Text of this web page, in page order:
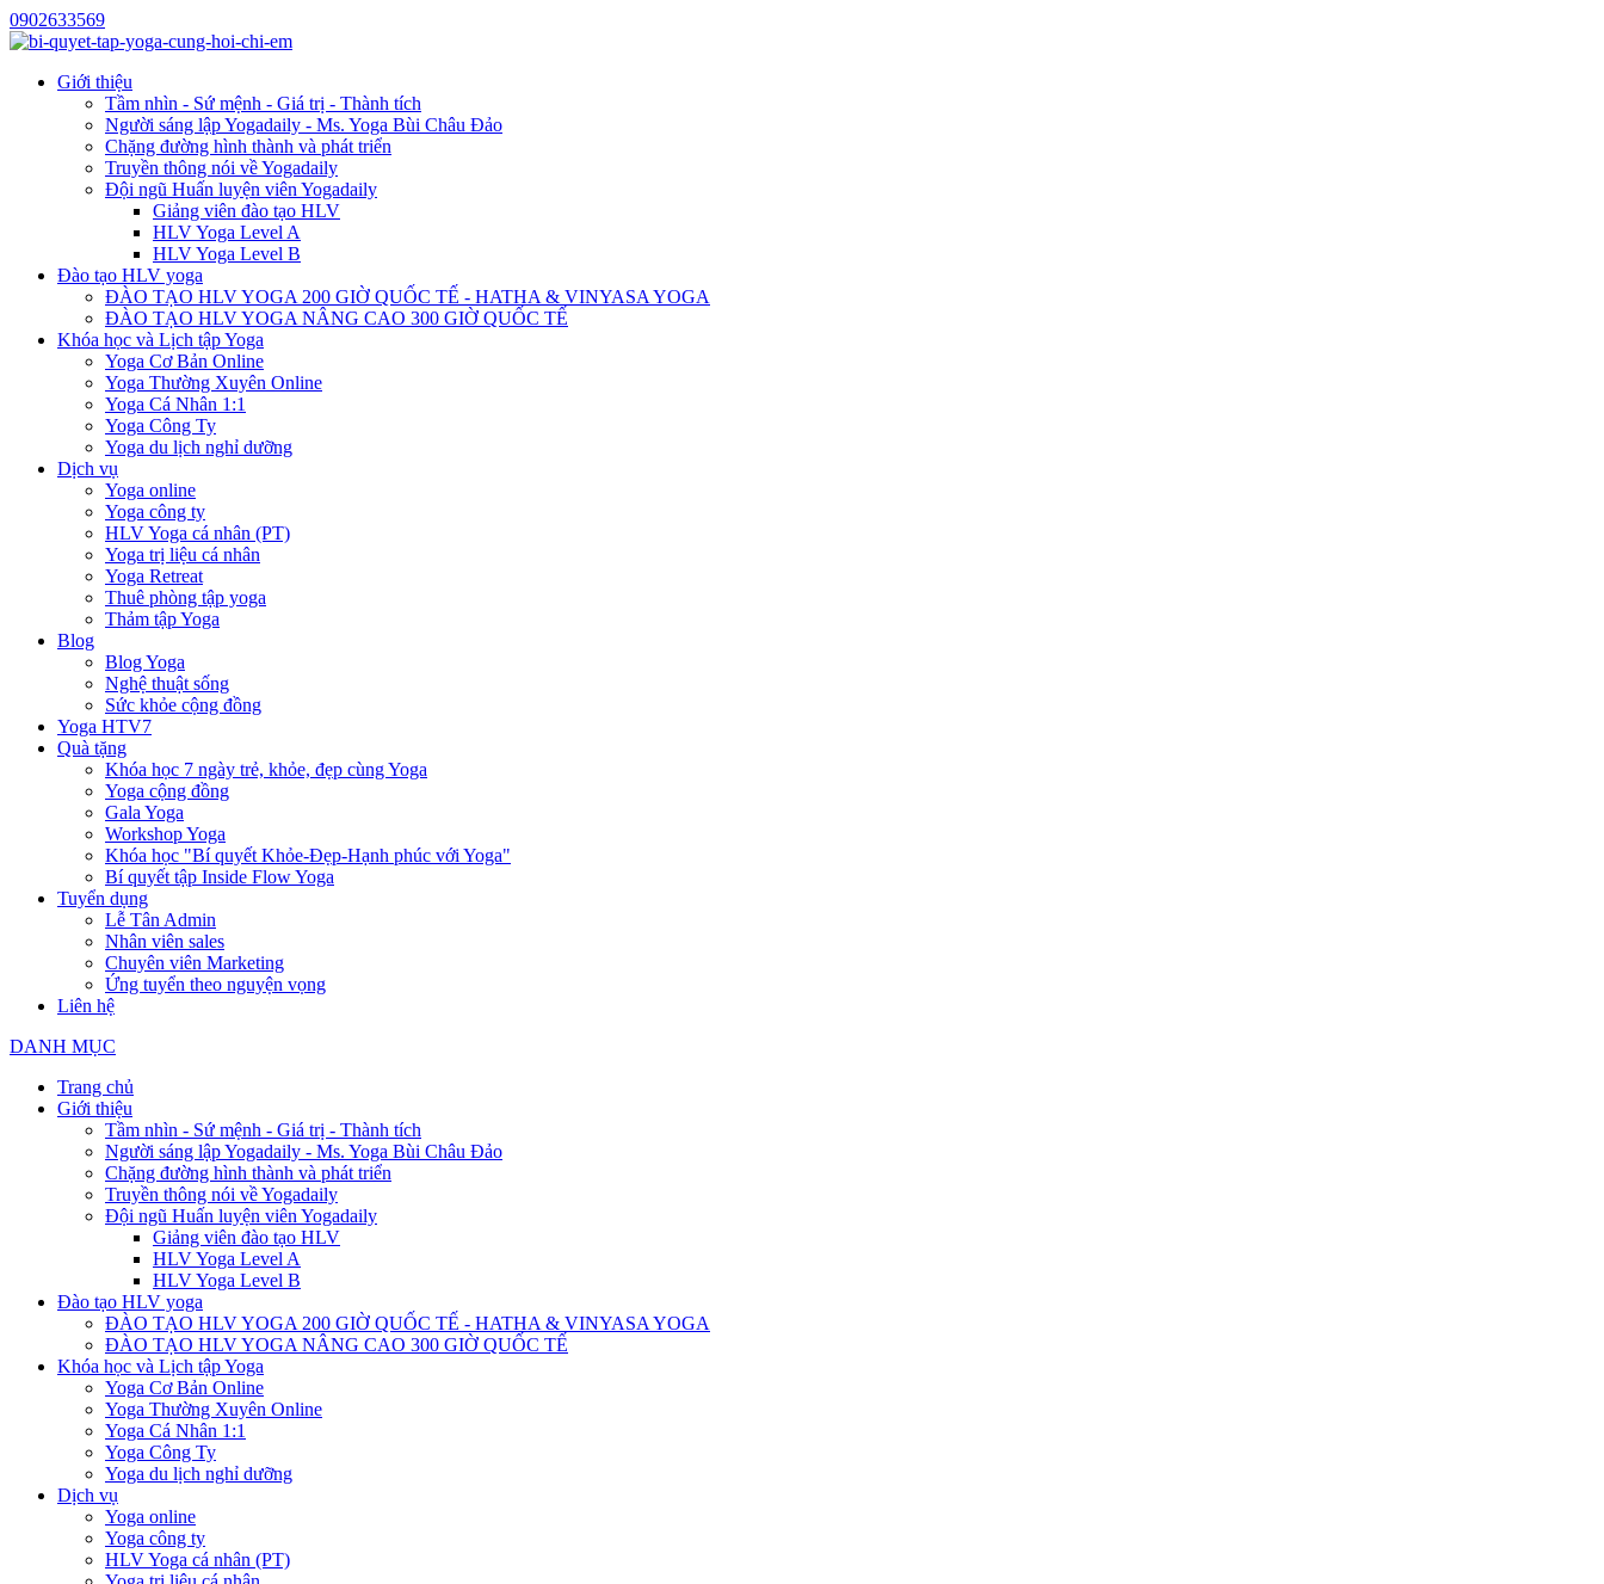
0902633569
Giới thiệu
Tầm nhìn - Sứ mệnh - Giá trị - Thành tích
Người sáng lập Yogadaily - Ms. Yoga Bùi Châu Đảo
Chặng đường hình thành và phát triển
Truyền thông nói về Yogadaily
Đội ngũ Huấn luyện viên Yogadaily
Giảng viên đào tạo HLV
HLV Yoga Level A
HLV Yoga Level B
Đào tạo HLV yoga
ĐÀO TẠO HLV YOGA 200 GIỜ QUỐC TẾ - HATHA & VINYASA YOGA
ĐÀO TẠO HLV YOGA NÂNG CAO 300 GIỜ QUỐC TẾ
Khóa học và Lịch tập Yoga
Yoga Cơ Bản Online
Yoga Thường Xuyên Online
Yoga Cá Nhân 1:1
Yoga Công Ty
Yoga du lịch nghỉ dưỡng
Dịch vụ
Yoga online
Yoga công ty
HLV Yoga cá nhân (PT)
Yoga trị liệu cá nhân
Yoga Retreat
Thuê phòng tập yoga
Thảm tập Yoga
Blog
Blog Yoga
Nghệ thuật sống
Sức khỏe cộng đồng
Yoga HTV7
Quà tặng
Khóa học 7 ngày trẻ, khỏe, đẹp cùng Yoga
Yoga cộng đồng
Gala Yoga
Workshop Yoga
Khóa học "Bí quyết Khỏe-Đẹp-Hạnh phúc với Yoga"
Bí quyết tập Inside Flow Yoga
Tuyển dụng
Lễ Tân Admin
Nhân viên sales
Chuyên viên Marketing
Ứng tuyển theo nguyện vọng
Liên hệ
DANH MỤC
Trang chủ
Giới thiệu
Tầm nhìn - Sứ mệnh - Giá trị - Thành tích
Người sáng lập Yogadaily - Ms. Yoga Bùi Châu Đảo
Chặng đường hình thành và phát triển
Truyền thông nói về Yogadaily
Đội ngũ Huấn luyện viên Yogadaily
Giảng viên đào tạo HLV
HLV Yoga Level A
HLV Yoga Level B
Đào tạo HLV yoga
ĐÀO TẠO HLV YOGA 200 GIỜ QUỐC TẾ - HATHA & VINYASA YOGA
ĐÀO TẠO HLV YOGA NÂNG CAO 300 GIỜ QUỐC TẾ
Khóa học và Lịch tập Yoga
Yoga Cơ Bản Online
Yoga Thường Xuyên Online
Yoga Cá Nhân 1:1
Yoga Công Ty
Yoga du lịch nghỉ dưỡng
Dịch vụ
Yoga online
Yoga công ty
HLV Yoga cá nhân (PT)